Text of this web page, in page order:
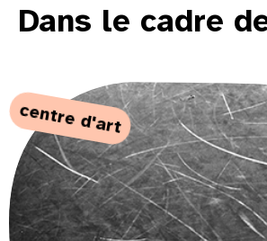
Dans le cadre
centre d'art